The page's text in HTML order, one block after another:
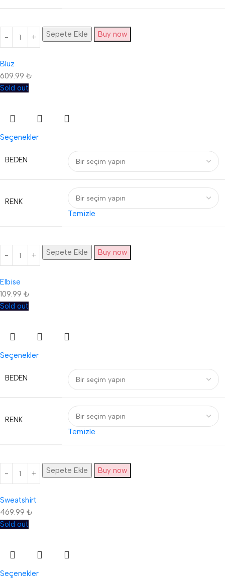
Sepete Ekle Buy now
Bluz
609.99 ₺
Sold out
Seçenekler
BEDEN
RENK
Temizle
Sepete Ekle Buy now
Elbise
109.99 ₺
Sold out
Seçenekler
BEDEN
RENK
Temizle
Sepete Ekle Buy now
Sweatshirt
469.99 ₺
Sold out
Seçenekler